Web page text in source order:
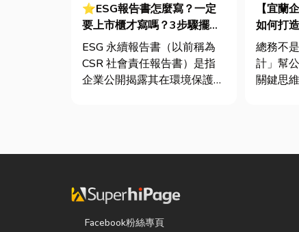
⭐ESG報告書怎麼寫？一定
要上市櫃才寫嗎？3步驟擺脫
綠色轉型焦慮
ESG 永續報告書（以前稱為
CSR 社會責任報告書）是指
企業公開揭露其在環境保護
司，為...
【宜蘭
如何打
桌椅、
鍵！
總務不
計」幫
關鍵思維 很多公司編列
Facebook粉絲專頁